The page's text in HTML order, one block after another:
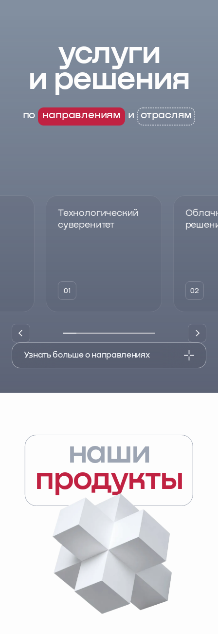
услуги
и решения
по направлениям и отраслям
Технологический
суверенитет
01 02
Узнать больше о направлениях
наши
продукты